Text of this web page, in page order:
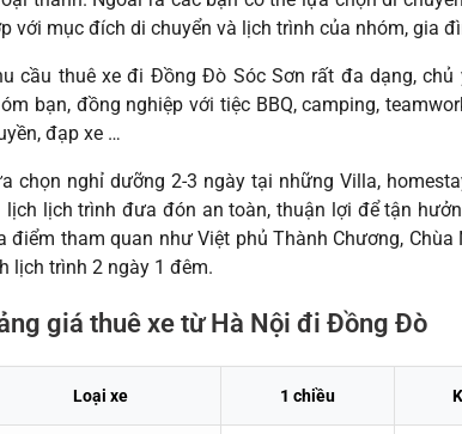
với mục đích di chuyển và lịch trình của nhóm, gia
cầu thuê xe đi Đồng Đò Sóc Sơn rất đa dạng,
bạn, đồng nghiệp với tiệc BBQ, camping,
đạp xe …
chọn nghỉ dưỡng 2-3 ngày tại những Villa,
lịch lịch trình đưa đón an toàn, thuận lợi để tận
điểm tham quan như Việt phủ Thành Chương,
lịch trình 2 ngày 1 đêm.
giá thuê xe từ Hà Nội đi Đồng Đò
Loại xe 1 chiều